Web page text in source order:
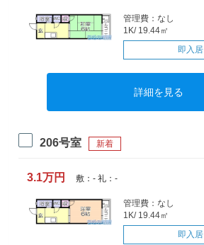
管理費：なし
1K/ 19.44㎡
即入居
詳細を見る
206号室 新着
3.1万円 敷：- 礼：-
管理費：なし
1K/ 19.44㎡
即入居